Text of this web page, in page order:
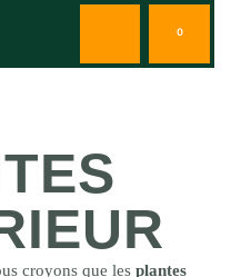
0
croyons que les plantes